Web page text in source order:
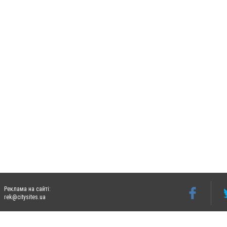
Реклама на сайті:
rek@citysites.ua